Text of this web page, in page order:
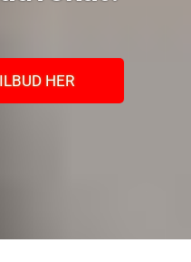
HER